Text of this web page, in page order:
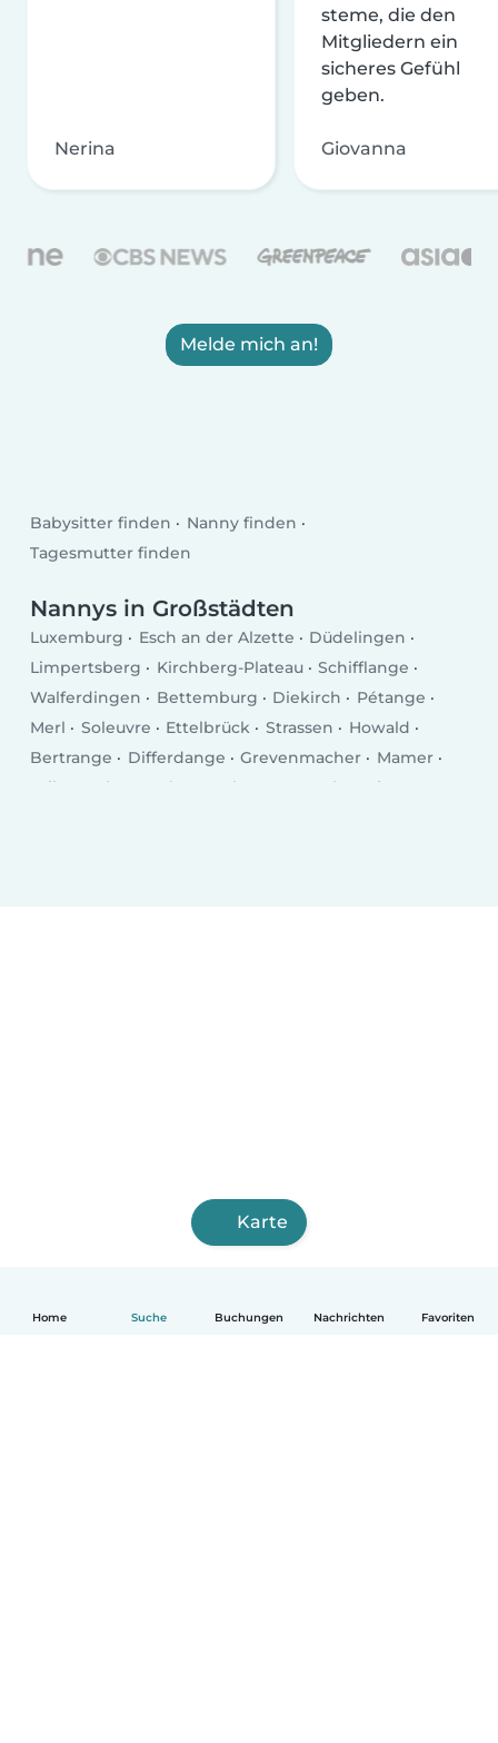
Home Suche Buchungen Nachrichten Favoriten
Nerina
steme, die den
Mitgliedern ein
sicheres Gefühl
geben.
Giovanna
Melde mich an!
Babysitter finden
Nanny finden
Tagesmutter finden
Nannys in Großstädten
Luxemburg Esch an der Alzette
Düdelingen
Limpertsberg
Kirchberg-Plateau
Schifflange
Walferdingen
Bettemburg Diekirch
Pétange
Merl
Soleuvre Ettelbrück Strassen
Howald
Bertrange
Differdange Grevenmacher
Mamer
Wiltz
Echternach Bascharage Kayl
Tetingen
Karte